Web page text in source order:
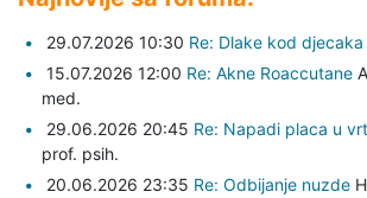
29.07.2026 10:30 Re: Dlake kod djecaka
15.07.2026 12:00 Re: Akne Roaccutane
med.
29.06.2026 20:45 Re: Napadi placa u
prof. psih.
20.06.2026 23:35 Re: Odbijanje nuzde